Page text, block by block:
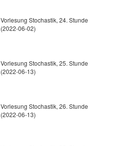
Vorlesung Stochastik, 24. Stunde
(2022-06-02)
Vorlesung Stochastik, 25. Stunde
(2022-06-13)
Vorlesung Stochastik, 26. Stunde
(2022-06-13)